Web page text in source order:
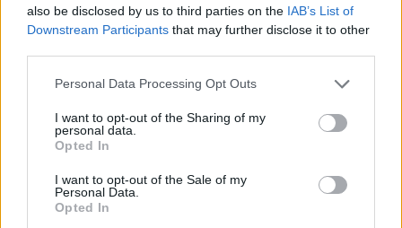
also be disclosed by us to third parties on the IAB’s List of
Downstream Participants that may further disclose it to other
Personal Data Processing Opt Outs
I want to opt-out of the Sharing of my
personal data.
Opted In
I want to opt-out of the Sale of my
Personal Data.
Opted In
Add stonisi.gr on Google ↗
ΣΤΗΝ ΙΔΙΑ ΚΑΤΗΓΟΡΙΑ
ΔΡΑΣΕΙΣ
Καλοκαιρινή γιορτή για τα
Μουσική, τραγούδι και χορός στη
Λέσχη Αξιωματικών από τον
Ελληνικό Ερυθρό Σταυρό και την